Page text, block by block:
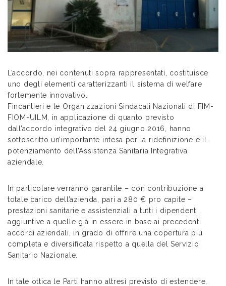
L’accordo, nei contenuti sopra rappresentati, costituisce
uno degli elementi caratterizzanti il sistema di welfare
fortemente innovativo.
Fincantieri e le Organizzazioni Sindacali Nazionali di FIM-
FIOM-UILM, in applicazione di quanto previsto
dall’accordo integrativo del 24 giugno 2016, hanno
sottoscritto un’importante intesa per la ridefinizione e il
potenziamento dell’Assistenza Sanitaria Integrativa
aziendale.
In particolare verranno garantite – con contribuzione a
totale carico dell’azienda, pari a 280 € pro capite –
prestazioni sanitarie e assistenziali a tutti i dipendenti,
aggiuntive a quelle già in essere in base ai precedenti
accordi aziendali, in grado di offrire una copertura più
completa e diversificata rispetto a quella del Servizio
Sanitario Nazionale.
In tale ottica le Parti hanno altresì previsto di estendere,